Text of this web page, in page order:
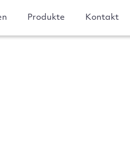
Produkte Kontakt